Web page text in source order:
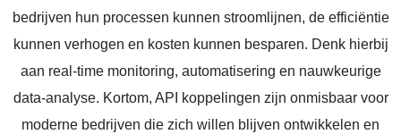
bedrijven hun processen kunnen stroomlijnen, de efficiëntie
kunnen verhogen en kosten kunnen besparen. Denk hierbij
aan real-time monitoring, automatisering en nauwkeurige
data-analyse. Kortom, API koppelingen zijn onmisbaar voor
moderne bedrijven die zich willen blijven ontwikkelen en